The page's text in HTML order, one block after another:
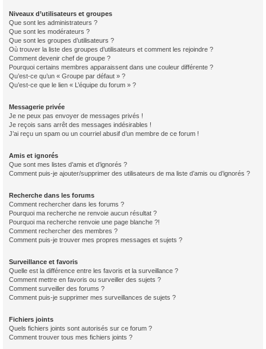
Niveaux d’utilisateurs et groupes
Que sont les administrateurs ?
Que sont les modérateurs ?
Que sont les groupes d’utilisateurs ?
Où trouver la liste des groupes d’utilisateurs et comment les rejoindre ?
Comment devenir chef de groupe ?
Pourquoi certains membres apparaissent dans une couleur différente ?
Qu’est-ce qu’un « Groupe par défaut » ?
Qu’est-ce que le lien « L’équipe du forum » ?
Messagerie privée
Je ne peux pas envoyer de messages privés !
Je reçois sans arrêt des messages indésirables !
J’ai reçu un spam ou un courriel abusif d’un membre de ce forum !
Amis et ignorés
Que sont mes listes d’amis et d’ignorés ?
Comment puis-je ajouter/supprimer des utilisateurs de ma liste d’amis ou d’ignorés ?
Recherche dans les forums
Comment rechercher dans les forums ?
Pourquoi ma recherche ne renvoie aucun résultat ?
Pourquoi ma recherche renvoie une page blanche ?!
Comment rechercher des membres ?
Comment puis-je trouver mes propres messages et sujets ?
Surveillance et favoris
Quelle est la différence entre les favoris et la surveillance ?
Comment mettre en favoris ou surveiller des sujets ?
Comment surveiller des forums ?
Comment puis-je supprimer mes surveillances de sujets ?
Fichiers joints
Quels fichiers joints sont autorisés sur ce forum ?
Comment trouver tous mes fichiers joints ?